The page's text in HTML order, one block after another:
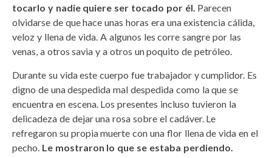
tocarlo y nadie quiere ser tocado por él. Parecen
olvidarse de que hace unas horas era una existencia cálida,
veloz y llena de vida. A algunos les corre sangre por las
venas, a otros savia y a otros un poquito de petróleo.
Durante su vida este cuerpo fue trabajador y cumplidor. Es
digno de una despedida mal despedida como la que se
encuentra en escena. Los presentes incluso tuvieron la
delicadeza de dejar una rosa sobre el cadáver. Le
refregaron su propia muerte con una flor llena de vida en el
pecho. Le mostraron lo que se estaba perdiendo.